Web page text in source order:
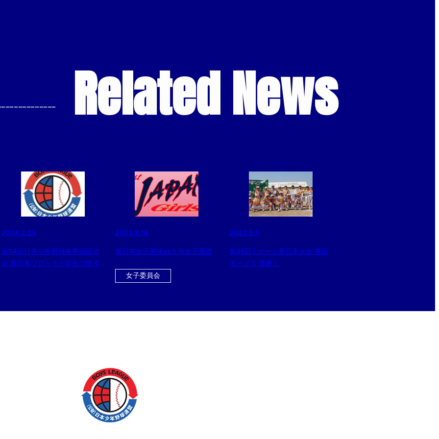
Related News
2024.2.25
第54回日本少年野球春季全国大
会 東日本ブロック小学生の部 6
2023.8.18
東日本女子選抜vs九州女子選抜
女子委員会
2022.5.5
第31回Ｔボール東日本大会 勝呂
ボーイズ 優勝！